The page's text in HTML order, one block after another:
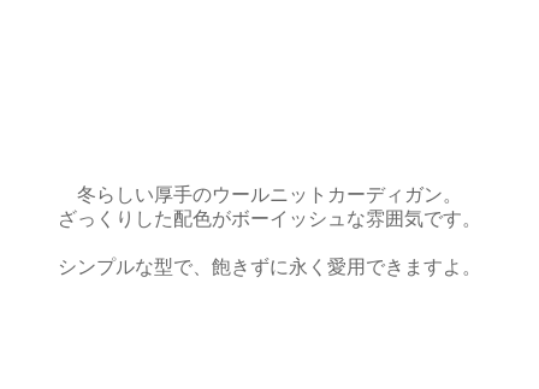
冬らしい厚手のウールニットカーディガン。
ざっくりした配色がボーイッシュな雰囲気です。
シンプルな型で、飽きずに永く愛用できますよ。